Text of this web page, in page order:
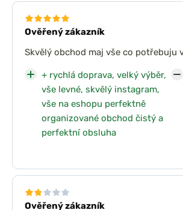
Ověřený zákazník
Skvělý obchod maj vše co potřebuju
+ rychlá doprava, velký výběr,
vše levné, skvělý instagram,
vše na eshopu perfektně
organizované obchod čistý a
perfektní obsluha
Ověřený zákazník